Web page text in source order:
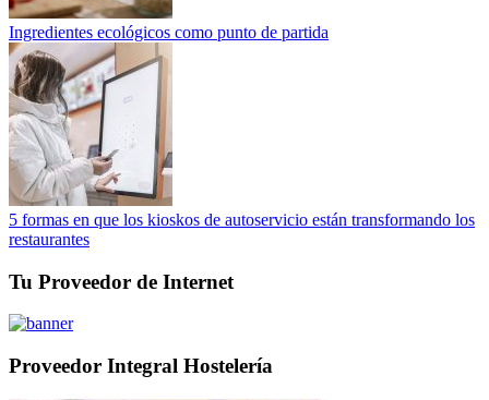
Ingredientes ecológicos como punto de partida
5 formas en que los kioskos de autoservicio están transformando los
restaurantes
Tu Proveedor de Internet
Proveedor Integral Hostelería